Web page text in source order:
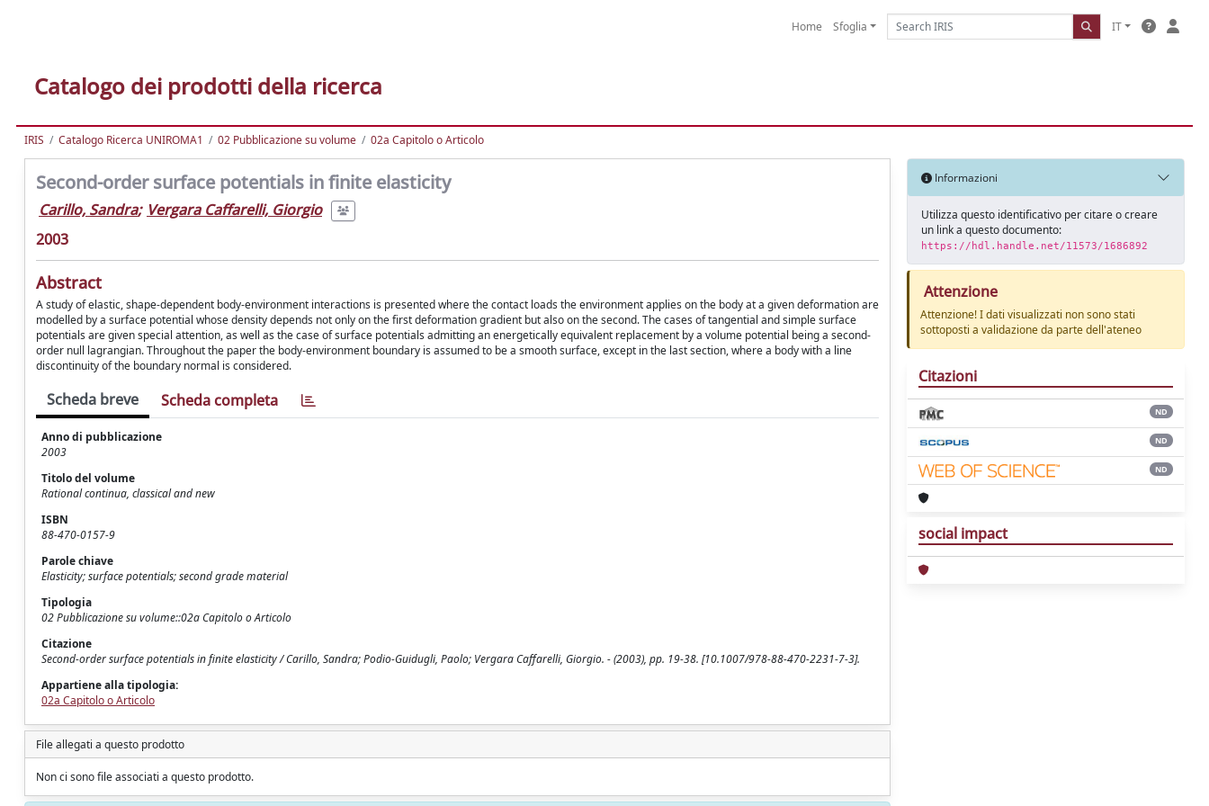
Home Sfoglia IT
Catalogo dei prodotti della ricerca
IRIS Catalogo Ricerca UNIROMA1 02 Pubblicazione su volume 02a Capitolo o Articolo
Second-order surface potentials in finite elasticity
Carillo, Sandra; Vergara Caffarelli, Giorgio
2003
Abstract
A study of elastic, shape-dependent body-environment interactions is presented where the contact loads the environment applies on the body at a given deformation are
modelled by a surface potential whose density depends not only on the first deformation gradient but also on the second. The cases of tangential and simple surface
potentials are given special attention, as well as the case of surface potentials admitting an energetically equivalent replacement by a volume potential being a second-
order null lagrangian. Throughout the paper the body-environment boundary is assumed to be a smooth surface, except in the last section, where a body with a line
discontinuity of the boundary normal is considered.
Scheda breve Scheda completa
Anno di pubblicazione
2003
Titolo del volume
Rational continua, classical and new
ISBN
88-470-0157-9
Parole chiave
Elasticity; surface potentials; second grade material
Tipologia
02 Pubblicazione su volume::02a Capitolo o Articolo
Citazione
Second-order surface potentials in finite elasticity / Carillo, Sandra; Podio-Guidugli, Paolo; Vergara Caffarelli, Giorgio. - (2003), pp. 19-38. [10.1007/978-88-470-2231-7-3].
Appartiene alla tipologia:
02a Capitolo o Articolo
File allegati a questo prodotto
Non ci sono file associati a questo prodotto.
Informazioni
Utilizza questo identificativo per citare o creare
un link a questo documento:
https://hdl.handle.net/11573/1686892
Attenzione
Attenzione! I dati visualizzati non sono stati
sottoposti a validazione da parte dell'ateneo
Citazioni
ND
ND
ND
social impact